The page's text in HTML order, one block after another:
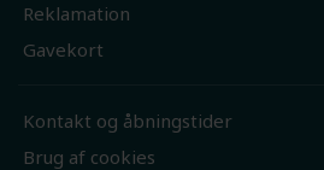
Reklamation
Gavekort
Kontakt og åbningstider
Brug af cookies